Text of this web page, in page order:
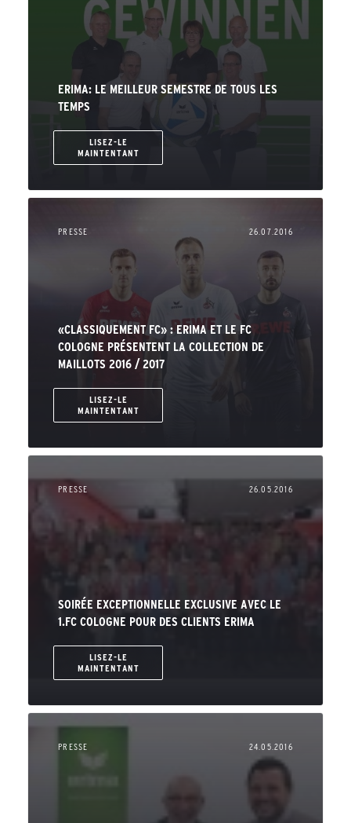
ERIMA: LE MEILLEUR SEMESTRE DE TOUS LES
TEMPS
LISEZ-LE
MAINTENTANT
PRESSE 26.07.2016
«CLASSIQUEMENT FC» : ERIMA ET LE FC
COLOGNE PRÉSENTENT LA COLLECTION DE
MAILLOTS 2016 / 2017
LISEZ-LE
MAINTENTANT
PRESSE 26.05.2016
SOIRÉE EXCEPTIONNELLE EXCLUSIVE AVEC LE
1.FC COLOGNE POUR DES CLIENTS ERIMA
LISEZ-LE
MAINTENTANT
PRESSE 24.05.2016